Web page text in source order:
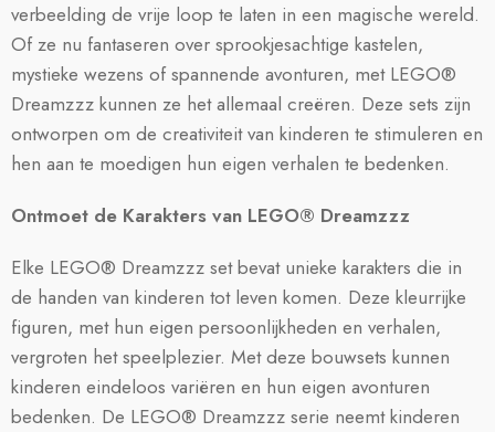
verbeelding de vrije loop te laten in een magische wereld.
Of ze nu fantaseren over sprookjesachtige kastelen,
mystieke wezens of spannende avonturen, met LEGO®
Dreamzzz kunnen ze het allemaal creëren. Deze sets zijn
ontworpen om de creativiteit van kinderen te stimuleren en
hen aan te moedigen hun eigen verhalen te bedenken.
Ontmoet de Karakters van LEGO® Dreamzzz
Elke LEGO® Dreamzzz set bevat unieke karakters die in
de handen van kinderen tot leven komen. Deze kleurrijke
figuren, met hun eigen persoonlijkheden en verhalen,
vergroten het speelplezier. Met deze bouwsets kunnen
kinderen eindeloos variëren en hun eigen avonturen
bedenken. De LEGO® Dreamzzz serie neemt kinderen